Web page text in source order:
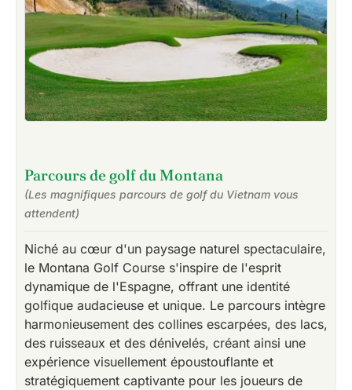
Parcours de golf du Montana
(Les magnifiques parcours de golf du Vietnam vous
attendent)
Niché au cœur d'un paysage naturel spectaculaire,
le Montana Golf Course s'inspire de l'esprit
dynamique de l'Espagne, offrant une identité
golfique audacieuse et unique. Le parcours intègre
harmonieusement des collines escarpées, des lacs,
des ruisseaux et des dénivelés, créant ainsi une
expérience visuellement époustouflante et
stratégiquement captivante pour les joueurs de